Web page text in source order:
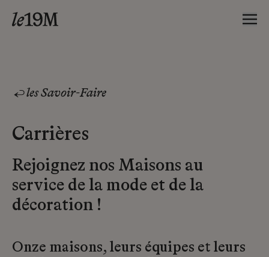
les Savoir-Faire
Carrières
Rejoignez nos Maisons au
service de la mode et de la
décoration !
Onze maisons, leurs équipes et leurs